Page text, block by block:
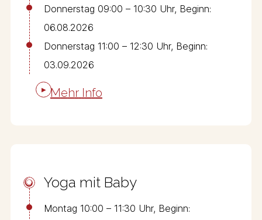
Donnerstag 09:00 – 10:30 Uhr, Beginn:
06.08.2026
Donnerstag 11:00 – 12:30 Uhr, Beginn:
03.09.2026
Mehr Info
Yoga mit Baby
Montag 10:00 – 11:30 Uhr, Beginn: